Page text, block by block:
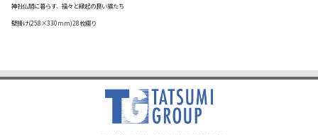
神社仏閣に暮らす、福々と縁起の良い猫たち
壁掛け(258×330mm)28枚綴り